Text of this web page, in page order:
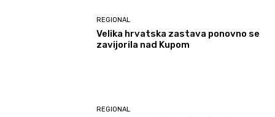
REGIONAL
Velika hrvatska zastava ponovno se
zavijorila nad Kupom
REGIONAL